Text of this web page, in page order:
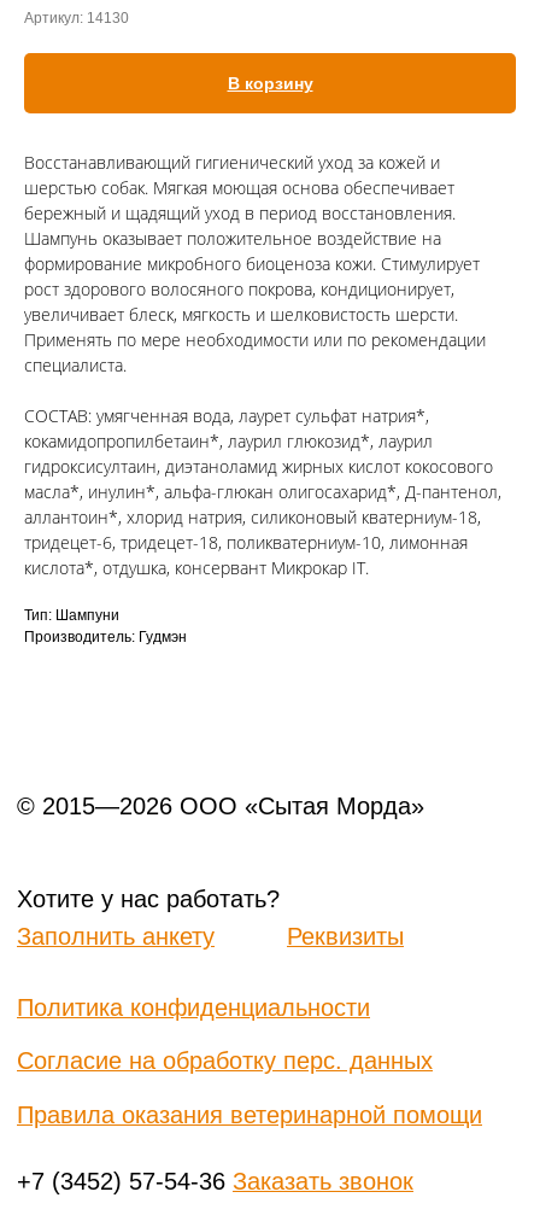
Лечение шиншилл
Вакцинация кроликов
Вакцинация хорьков
Артикул: 14130
В корзину
Восстанавливающий гигиенический уход за кожей и
шерстью собак. Мягкая моющая основа обеспечивает
бережный и щадящий уход в период восстановления.
Шампунь оказывает положительное воздействие на
формирование микробного биоценоза кожи. Стимулирует
рост здорового волосяного покрова, кондиционирует,
увеличивает блеск, мягкость и шелковистость шерсти.
Применять по мере необходимости или по рекомендации
специалиста.
СОСТАВ: умягченная вода, лаурет сульфат натрия*,
кокамидопропилбетаин*, лаурил глюкозид*, лаурил
гидроксисултаин, диэтаноламид жирных кислот кокосового
масла*, инулин*, альфа-глюкан олигосахарид*, Д-пантенол,
аллантоин*, хлорид натрия, силиконовый кватерниум-18,
тридецет-6, тридецет-18, поликватерниум-10, лимонная
кислота*, отдушка, консервант Микрокар IT.
Тип: Шампуни
Производитель: Гудмэн
© 2015—2026 ООО «Сытая Морда»
Данный сайт носит информационный характер и
Политика конфиденциальности
Согласие на обработку перс. данных
+7 (3452) 57-54-36Заказать звонок
Хотите у нас работать?
Правила оказания ветеринарной помощи